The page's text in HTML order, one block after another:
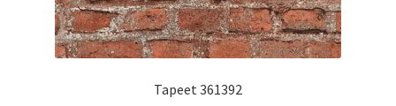
Tapeet 361392